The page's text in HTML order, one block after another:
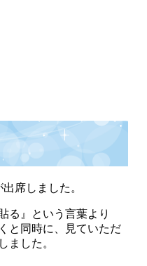
席しました。
る』という言葉より
と同時に、見ていただ
ました。